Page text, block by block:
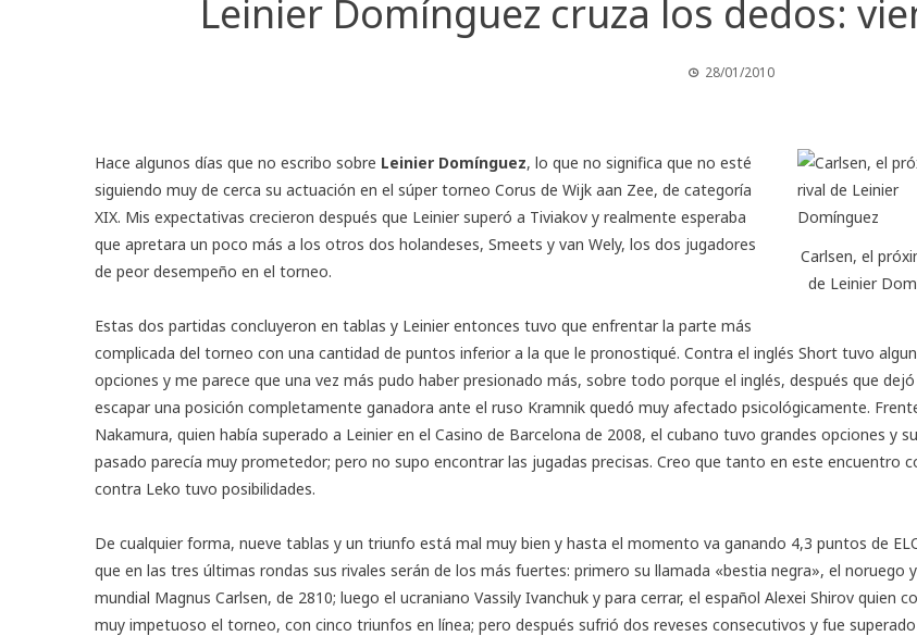
Leinier Domínguez cruza los dedos:
28/01/2010
Carlsen, el
de Leinier
Hace algunos días que no escribo sobre Leinier Domínguez, lo que no significa que no esté
siguiendo muy de cerca su actuación en el súper torneo Corus de Wijk aan Zee, de categoría
XIX. Mis expectativas crecieron después que Leinier superó a Tiviakov y realmente esperaba
que apretara un poco más a los otros dos holandeses, Smeets y van Wely, los dos jugadores
de peor desempeño en el torneo.
Estas dos partidas concluyeron en tablas y Leinier entonces tuvo que enfrentar la parte más
complicada del torneo con una cantidad de puntos inferior a la que le pronostiqué. Contra el inglés Short tuvo
opciones y me parece que una vez más pudo haber presionado más, sobre todo porque el inglés, después que dejó
escapar una posición completamente ganadora ante el ruso Kramnik quedó muy afectado psicológicamente.
Nakamura, quien había superado a Leinier en el Casino de Barcelona de 2008, el cubano tuvo grandes opciones y
pasado parecía muy prometedor; pero no supo encontrar las jugadas precisas. Creo que tanto en este encuentro
contra Leko tuvo posibilidades.
De cualquier forma, nueve tablas y un triunfo está mal muy bien y hasta el momento va ganando 4,3 puntos de
que en las tres últimas rondas sus rivales serán de los más fuertes: primero su llamada «bestia negra», el noruego
mundial Magnus Carlsen, de 2810; luego el ucraniano Vassily Ivanchuk y para cerrar, el español Alexei Shirov quien
muy impetuoso el torneo, con cinco triunfos en línea; pero después sufrió dos reveses consecutivos y fue